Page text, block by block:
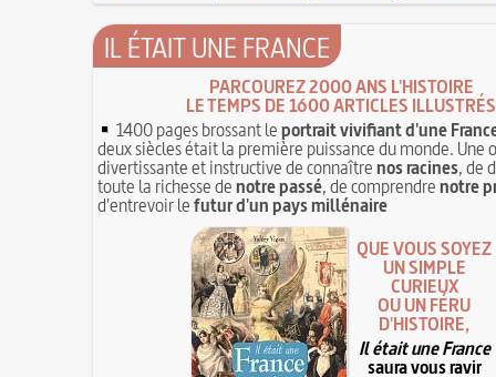
IL ÉTAIT UNE FRANCE
PARCOUREZ 2000 ANS L'HISTOIRE
LE TEMPS DE 1600 ARTICLES ILLUSTRÉS
1400 pages brossant leportrait vivifiant d'une
deux siècles était la première puissance du monde. Une
divertissante et instructive de connaîtrenos racines, de
toute la richesse denotre passé, de comprendrenotre
d'entrevoir lefutur d'un pays millénaire
QUE VOUS SOYEZ
UN SIMPLE
CURIEUX
OU UN FÉRU
D'HISTOIRE,
Il était une France
saura vous ravir